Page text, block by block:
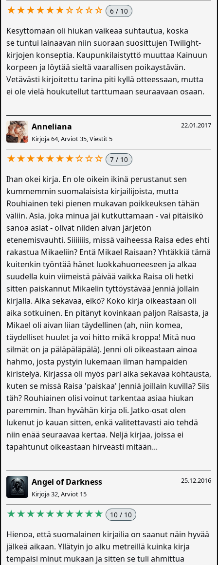
★★★★★★☆☆☆☆ 6 / 10
Kesyttömään oli hiukan vaikeaa suhtautua, koska
se tuntui lainaavan niin suoraan suosittujen Twilight-
kirjojen konseptia. Kaupunkilaistyttö muuttaa Kainuun
korpeen ja löytää sieltä vaarallisen poikaystävän.
Vetävästi kirjoitettu tarina piti kyllä otteessaan, mutta
ei ole vielä houkutellut tarttumaan seuraavaan osaan.
22.01.2017
Anneliana
Kirjoja 64, Arviot 35, Viestit 5
★★★★★★★☆☆☆ 7 / 10
Ihan okei kirja. En ole oikein ikinä perustanut sen
kummemmin suomalaisista kirjailijoista, mutta
Rouhiainen teki pienen mukavan poikkeuksen tähän
väliin. Asia, joka minua jäi kutkuttamaan - vai pitäisikö
sanoa asiat - olivat niiden aivan järjetön
etenemisvauhti. Siiiiiiis, missä vaiheessa Raisa edes ehti
rakastua Mikaeliin? Entä Mikael Raisaan? Yhtäkkiä tämä
kuitenkin työntää hänet luokkahuoneeseen ja alkaa
suudella kuin viimeistä päivää vaikka Raisa oli hetki
sitten paiskannut Mikaelin tyttöystävää Jenniä jollain
kirjalla. Aika sekavaa, eikö? Koko kirja oikeastaan oli
aika sotkuinen. En pitänyt kovinkaan paljon Raisasta, ja
Mikael oli aivan liian täydellinen (ah, niin komea,
täydelliset huulet ja voi hitto mikä kroppa! Mitä nuo
silmät on ja päläpäläpälä). Jenni oli oikeastaan ainoa
hahmo, josta pystyin lukemaan ilman hampaiden
kiristelyä. Kirjassa oli myös pari aika sekavaa kohtausta,
kuten se missä Raisa 'paiskaa' Jenniä joillain kuvilla? Siis
täh? Rouhiainen olisi voinut tarkentaa asiaa hiukan
paremmin. Ihan hyvähän kirja oli. Jatko-osat olen
lukenut jo kauan sitten, enkä valitettavasti aio tehdä
niin enää seuraavaa kertaa. Neljä kirjaa, joissa ei
tapahtunut oikeastaan hirveästi mitään...
25.12.2016
Angel of Darkness
Kirjoja 32, Arviot 15
★★★★★★★★★★ 10 / 10
Hienoa, että suomalainen kirjailia on saanut näin hyvää
jälkeä aikaan. Yllätyin jo alku metreillä kuinka kirja
tempaisi minut mukaan ja sitten se tuli ahmittua